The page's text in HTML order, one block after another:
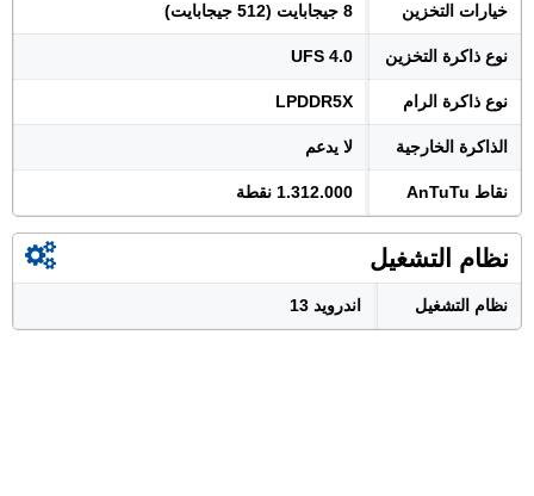
خيارات التخزين 8 جيجابايت (512 جيجابايت)
نوع ذاكرة التخزين UFS 4.0
نوع ذاكرة الرام LPDDR5X
الذاكرة الخارجية لا يدعم
نقاط AnTuTu 1.312.000 نقطة
نظام التشغيل
نظام التشغيل اندرويد 13